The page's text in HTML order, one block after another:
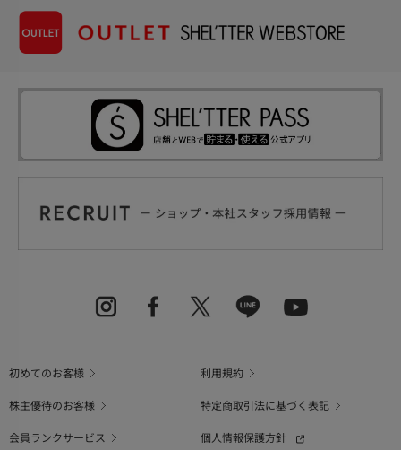
初めてのお客様
利用規約
株主優待のお客様
特定商取引法に基づく表記
会員ランクサービス
個人情報保護方針